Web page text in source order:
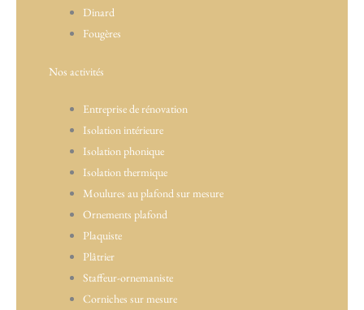
Dinard
Fougères
Nos activités
Entreprise de rénovation
Isolation intérieure
Isolation phonique
Isolation thermique
Moulures au plafond sur mesure
Ornements plafond
Plaquiste
Plâtrier
Staffeur-ornemaniste
Corniches sur mesure